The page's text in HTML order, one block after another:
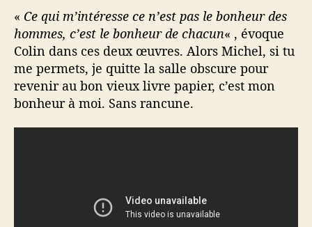
« Ce qui m’intéresse ce n’est pas le bonheur des
hommes, c’est le bonheur de chacun« , évoque
Colin dans ces deux œuvres. Alors Michel, si tu
me permets, je quitte la salle obscure pour
revenir au bon vieux livre papier, c’est mon
bonheur à moi. Sans rancune.